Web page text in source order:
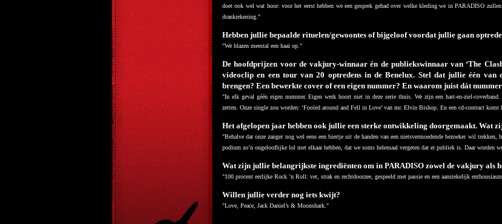
doet ook wel wat hoor: voor het eerst hebben we een gesprek gehad over welke kleding we in PARADISO
drankrekening."
Hebben jullie bepaalde rituelen/gewoontes of bijgeloof voordat jullie gaan
"We blazen meestal een haai op."
De hoofdprijzen voor de vakjury-winnaar én de publiekswinnaar van ‘The
videoclip en een tour van 20 optredens in de Benelux. Stel dat jullie één
brengen? Een bewerkte cover of een eigen nummer? En waarom juist dát
"In elk geval géén eigen nummer. Eigen werk hoort niet in deze serie thuis. We zijn een hart-en-ziel-
zetten. Onze single zou worden: ‘Fooled around and Fell in Love’ van mr. Elvin Bishop. En een cd-contract
Het afgelopen jaar hebben ook jullie een sterke ontwikkeling doorgemaakt. Wat
"Behalve dat onze zanger nog wel eens een biertje uit de handen van een nietsvermoedende bezoeker wil
podium zo’n ongelooflijke lol met elkaar hebben, dat we soms helemaal vergeten dat er publiek is. Daar worden
Wat zijn jullie belangrijkste ingrediënten om in PARADISO zowel de vakjury als
"100 procent eerlijke Rock ’n Roll: vet, strak en rechtdoorzee, gespeeld met passie en een aanstekelijk
Willen jullie verder nog iets kwijt?
"Love, Peace, Jack Daniel’s & Moonshark."